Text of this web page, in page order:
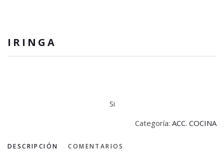
IRINGA
Si
Categoría: ACC. COCINA
DESCRIPCIÓN COMENTARIOS